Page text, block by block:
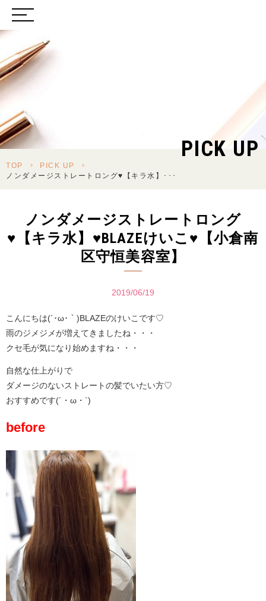
PICK UP
TOP > PICK UP
>
ノンダメージストレートロング♥【キラ水】･･･
ノンダメージストレートロング
♥【キラ水】♥BLAZEけいこ♥【小倉南
区守恒美容室】
2019/06/19
こんにちは(´･ω･｀)BLAZEのけいこです♡
雨のジメジメが増えてきましたね・・・
クセ毛が気になり始めますね・・・
自然な仕上がりで
ダメージのないストレートの髪でいたい方♡
おすすめです(´・ω・`)
before